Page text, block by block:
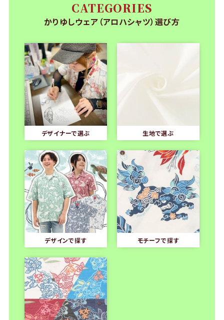
CATEGORIES
かりゆしウェア（アロハシャツ）選び方
デザイナーで選ぶ 生地で選ぶ
デザインで探す モチーフで探す